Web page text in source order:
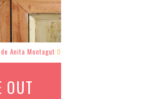
Anita Montagut:D
OUT